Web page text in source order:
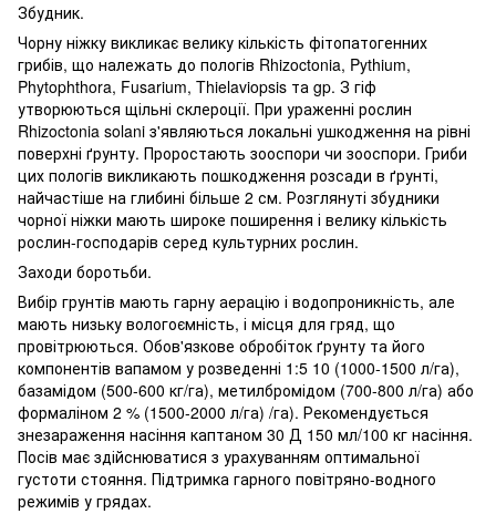
Збудник.
Чорну ніжку викликає велику кількість фітопатогенних
грибів, що належать до пологів Rhizoctonia, Pythium,
Phytophthora, Fusarium, Thielaviopsis та gp. З гіф
утворюються щільні склероції. При ураженні рослин
Rhizoctonia solani з'являються локальні ушкодження на рівні
поверхні ґрунту. Проростають зооспори чи зооспори. Гриби
цих пологів викликають пошкодження розсади в ґрунті,
найчастіше на глибині більше 2 см. Розглянуті збудники
чорної ніжки мають широке поширення і велику кількість
рослин-господарів серед культурних рослин.
Заходи боротьби.
Вибір грунтів мають гарну аерацію і водопроникність, але
мають низьку вологоємність, і місця для гряд, що
провітрюються. Обов'язкове обробіток ґрунту та його
компонентів вапамом у розведенні 1:5 10 (1000-1500 л/га),
базамідом (500-600 кг/га), метилбромідом (700-800 л/га) або
формаліном 2 % (1500-2000 л/га) /га). Рекомендується
знезараження насіння каптаном 30 Д 150 мл/100 кг насіння.
Посів має здійснюватися з урахуванням оптимальної
густоти стояння. Підтримка гарного повітряно-водного
режимів у грядах.